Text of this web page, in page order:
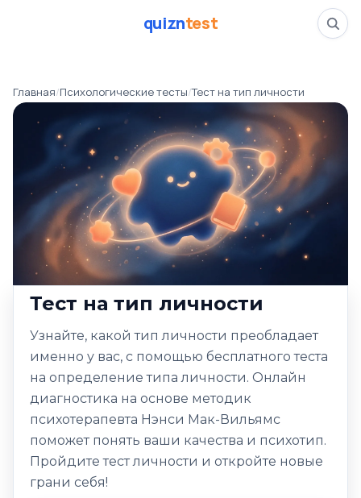
quizntest
Главная/Психологические тесты/Тест на тип личности
Тест на тип
📅14.01.26
Марина Соколова
678 прошли тест
4 минуты
Психологические тесты
Тест на тип личности
Узнайте, какой тип личности преобладает
именно у вас, с помощью бесплатного теста
на определение типа личности. Онлайн
диагностика на основе методик
психотерапевта Нэнси Мак-Вильямс
поможет понять ваши качества и психотип.
Пройдите тест личности и откройте новые
грани себя!